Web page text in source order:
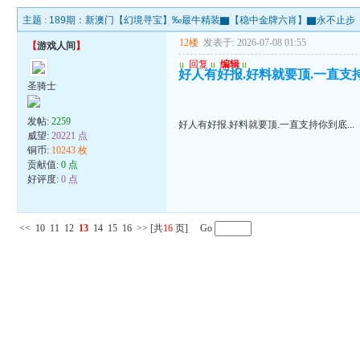
主题 : 189期：新澳门【幻境寻宝】‰最牛精装▇【稳中金牌六肖】▇永不止步
【游戏人间 】
圣骑士
发帖:2259
威望:20221 点
铜币: 10243 枚
贡献值:0 点
好评度:0 点
12楼 发表于: 2026-07-08 01:55
u 回复 u 编辑 u
好人有好报.好料就要顶.一直支
好人有好报.好料就要顶.一直支持你到底...
<< 10 11 12 13 14 15 16 >> [共16 页] Go